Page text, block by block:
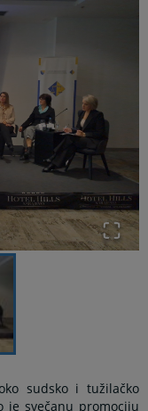
sudsko i tužilačko
je svečanu promociju